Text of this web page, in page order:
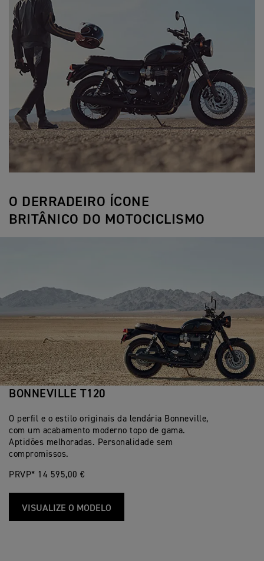
O DERRADEIRO ÍCONE
BRITÂNICO DO MOTOCICLISMO
BONNEVILLE T120
O perfil e o estilo originais da lendária Bonneville,
com um acabamento moderno topo de gama.
Aptidões melhoradas. Personalidade sem
compromissos.
PRVP* 14 595,00 €
VISUALIZE O MODELO